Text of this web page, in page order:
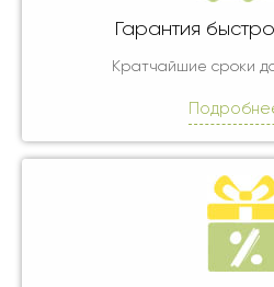
Гарантия
Кратчайшие сроки